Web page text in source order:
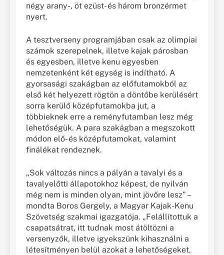
négy arany-, öt ezüst- és három bronzérmet
nyert.
A tesztverseny programjában csak az olimpiai
számok szerepelnek, illetve kajak párosban
és egyesben, illetve kenu egyesben
nemzetenként két egység is indítható. A
gyorsasági szakágban az előfutamokból az
első két helyezett rögtön a döntőbe kerülésért
sorra kerülő középfutamokba jut, a
többieknek erre a reményfutamban lesz még
lehetőségük. A para szakágban a megszokott
módon elő- és középfutamokat, valamint
finálékat rendeznek.
„Sok változás nincs a pályán a tavalyi és a
tavalyelőtti állapotokhoz képest, de nyilván
még nem is minden olyan, mint jövőre lesz” –
mondta Boros Gergely, a Magyar Kajak-Kenu
Szövetség szakmai igazgatója. „Felállítottuk a
csapatsátrat, itt tudnak most átöltözni a
versenyzők, illetve igyekszünk kihasználni a
létesítményen belül azokat a lehetőségeket,